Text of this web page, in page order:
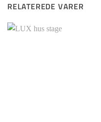
RELATEREDE VARER